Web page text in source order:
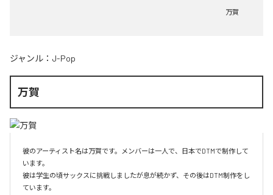
万賀
ジャンル： J-Pop
万賀
彼のアーティスト名は万賀です。メンバーは一人で、日本でDTMで制作して
います。
彼は学生の頃サックスに挑戦しましたが息が続かず、その後はDTM制作をし
ています。